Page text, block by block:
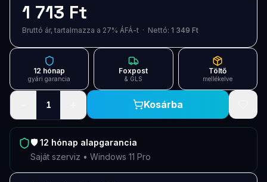
1 713 Ft
Bruttó ár, tartalmazza a 27% ÁFÁ-t · Nettó: 1 349 Ft
12 hónap
gyári garancia
Foxpost
& GLS
Töltő
mellékelve
1 Kosárba
🛡️12 hónap alapgarancia
Saját szerviz • Windows 11 Pro